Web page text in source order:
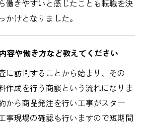
働きやすいと感じたことも転職を決
かけとなりました。
容や働き方など教えてください
に訪問することから始まり、その
作成を行う商談という流れになりま
から商品発注を行い工事がスター
事現場の確認も行いますので短期間